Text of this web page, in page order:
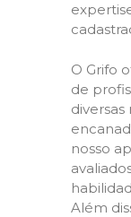
O Grifo
de
diversas
nosso
Além